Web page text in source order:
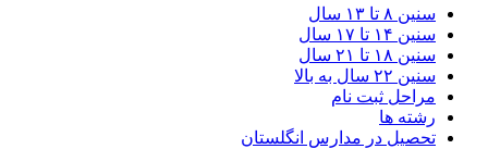
سنین ۸ تا ۱۳ سال
سنین ۱۴ تا ۱۷ سال
سنین ۱۸ تا ۲۱ سال
سنین ۲۲ سال به بالا
مراحل ثبت نام
رشته ها
تحصیل در مدارس انگلستان